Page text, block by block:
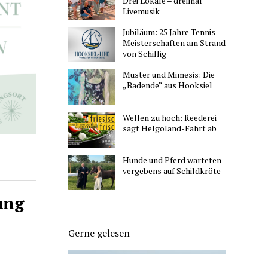
Livemusik
Jubiläum: 25 Jahre Tennis-
Meisterschaften am Strand
von Schillig
Muster und Mimesis: Die
„Badende“ aus Hooksiel
Wellen zu hoch: Reederei
sagt Helgoland-Fahrt ab
Hunde und Pferd warteten
vergebens auf Schildkröte
Gerne gelesen